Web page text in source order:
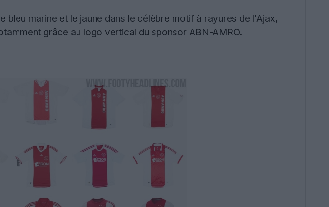
bleu marine et le jaune dans le célèbre motif à rayures de l'Ajax,
grâce au logo vertical du sponsor ABN-AMRO.